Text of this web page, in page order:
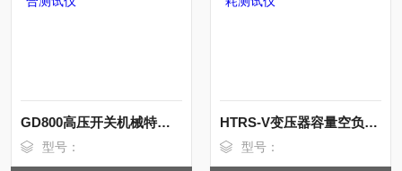
GD800高压开关机械特性综合测试仪
型号：
HTRS-V变压器容量空负载损耗测试仪
型号：